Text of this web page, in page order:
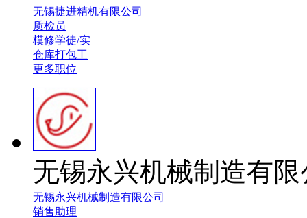
无锡捷进精机有限公司
质检员
模修学徒/实
仓库打包工
更多职位
无锡永兴机械制造有限
无锡永兴机械制造有限公司
销售助理